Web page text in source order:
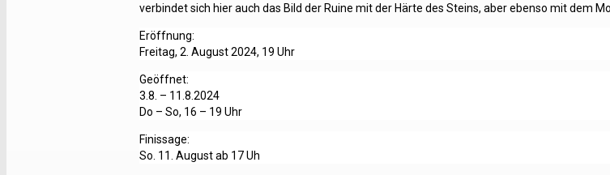
verbindet sich hier auch das Bild der Ruine mit der Härte des Steins, aber ebenso mit dem
Eröffnung:
Freitag, 2. August 2024, 19 Uhr
Geöffnet:
3.8. – 11.8.2024
Do – So, 16 – 19 Uhr
Finissage:
So. 11. August ab 17 Uh